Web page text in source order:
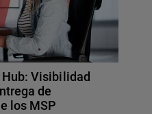
Visibilidad
de
los MSP